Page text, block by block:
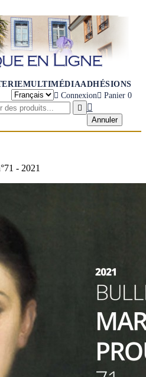
MULTIMÉDIAADHÉSIONS
 Connexion Panier 0
 
Annuler
- 2021